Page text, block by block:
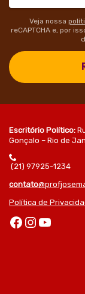
Veja nossa
reCAPTCHA e, por
Escritório Político:
Gonçalo – Rio de
(21) 97925-1234
contato
Política de
Facebook Instagram Youtube